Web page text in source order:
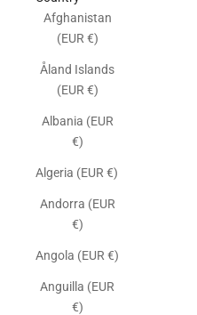
Afghanistan
(EUR €)
Åland Islands
(EUR €)
Albania (EUR
€)
Algeria (EUR €)
Andorra (EUR
€)
Angola (EUR €)
Anguilla (EUR
€)